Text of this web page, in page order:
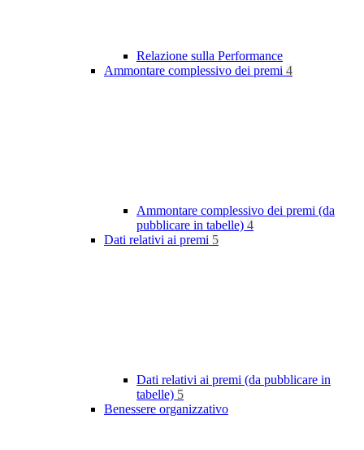
Relazione sulla Performance
Ammontare complessivo dei premi 4
Ammontare complessivo dei premi (da
pubblicare in tabelle) 4
Dati relativi ai premi 5
Dati relativi ai premi (da pubblicare in
tabelle) 5
Benessere organizzativo